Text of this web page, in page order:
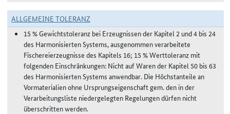
ALLGEMEINE TOLERANZ
15 % Gewichtstoleranz bei Erzeugnissen der Kapitel 2 und 4 bis 24
des Harmonisierten Systems, ausgenommen verarbeitete
Fischereierzeugnisse des Kapitels 16; 15 % Werttoleranz mit
folgenden Einschränkungen: Nicht auf Waren der Kapitel 50 bis 63
des Harmonisierten Systems anwendbar. Die Höchstanteile an
Vormaterialien ohne Ursprungseigenschaft gem. den in der
Verarbeitungsliste niedergelegten Regelungen dürfen nicht
überschritten werden.